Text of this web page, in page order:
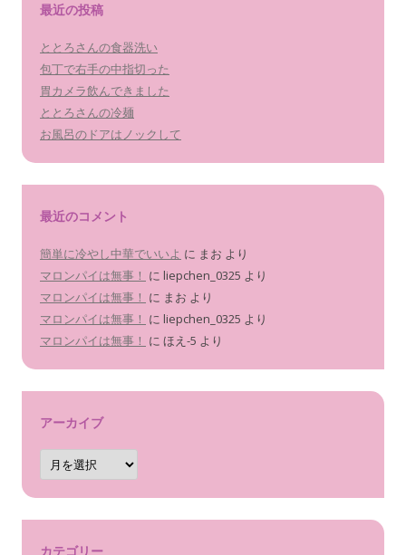
最近の投稿
ととろさんの食器洗い
包丁で右手の中指切った
胃カメラ飲んできました
ととろさんの冷麺
お風呂のドアはノックして
最近のコメント
簡単に冷やし中華でいいよ に まお より
マロンパイは無事！ に liepchen_0325 より
マロンパイは無事！ に まお より
マロンパイは無事！ に liepchen_0325 より
マロンパイは無事！ に ほえ-5 より
アーカイブ
ア
ー
カ
カテゴリー